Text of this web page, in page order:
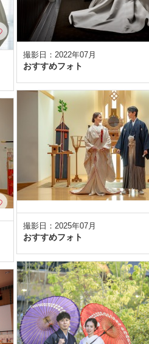
撮影日：2022年07月
おすすめフォト
撮影日：2025年07月
おすすめフォト